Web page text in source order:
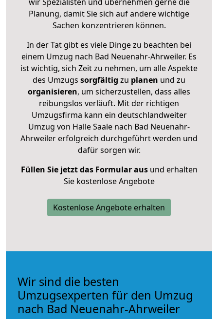
Planung, damit Sie sich auf andere wichtige
Sachen konzentrieren können.
In der Tat gibt es viele Dinge zu beachten bei
einem Umzug nach Bad Neuenahr-Ahrweiler. Es
ist wichtig, sich Zeit zu nehmen, um alle Aspekte
des Umzugs sorgfältig zu planen und zu
organisieren, um sicherzustellen, dass alles
reibungslos verläuft. Mit der richtigen
Umzugsfirma kann ein deutschlandweiter
Umzug von Halle Saale nach Bad Neuenahr-
Ahrweiler erfolgreich durchgeführt werden und
dafür sorgen wir.
Füllen Sie jetzt das Formular ausund erhalten
Sie kostenlose Angebote
Kostenlose Angebote erhalten
Wir sind die besten
Umzugsexperten für den Umzug
nach Bad Neuenahr-Ahrweiler